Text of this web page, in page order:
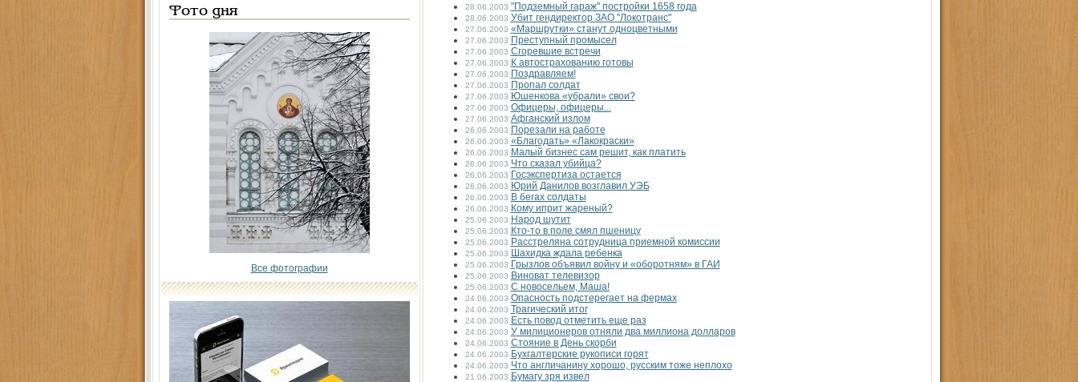
Фото дня
Все фотографии
28.06.2003 "Подземный гараж" постройки 1658 года
28.06.2003 Убит гендиректор ЗАО "Локотранс"
27.06.2003 «Маршрутки» станут одноцветными
27.06.2003 Преступный промысел
27.06.2003 Сгоревшие встречи
27.06.2003 К автострахованию готовы
27.06.2003 Поздравляем!
27.06.2003 Пропал солдат
27.06.2003 Юшенкова «убрали» свои?
27.06.2003 Офицеры, офицеры...
27.06.2003 Афганский излом
26.06.2003 Порезали на работе
26.06.2003 «Благодать» «Лакокраски»
26.06.2003 Малый бизнес сам решит, как платить
26.06.2003 Что сказал убийца?
26.06.2003 Госэкспертиза остается
26.06.2003 Юрий Данилов возглавил УЭБ
26.06.2003 В бегах солдаты
26.06.2003 Кому иприт жареный?
25.06.2003 Народ шутит
25.06.2003 Кто-то в поле смял пшеницу
25.06.2003 Расстреляна сотрудница приемной комиссии
25.06.2003 Шахидка ждала ребенка
25.06.2003 Грызлов объявил войну и «оборотням» в ГАИ
25.06.2003 Виноват телевизор
25.06.2003 С новосельем, Маша!
24.06.2003 Опасность подстерегает на фермах
24.06.2003 Трагический итог
24.06.2003 Есть повод отметить еще раз
24.06.2003 У милиционеров отняли два миллиона долларов
24.06.2003 Стояние в День скорби
24.06.2003 Бухгалтерские рукописи горят
24.06.2003 Что англичанину хорошо, русским тоже неплохо
21.06.2003 Бумагу зря извел